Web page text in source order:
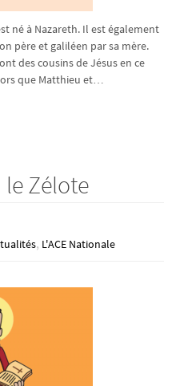
né à Nazareth. Il est également
père et galiléen par sa mère.
des cousins de Jésus en ce
que Matthieu et…
le Zélote
, L'ACE Nationale